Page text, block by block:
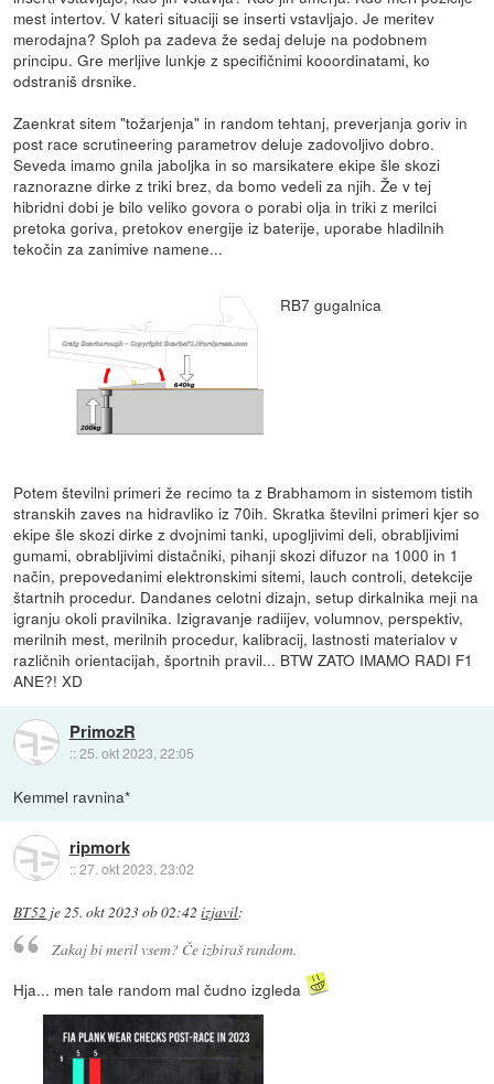
mest intertov. V kateri situaciji se inserti vstavljajo. Je meritev
merodajna? Sploh pa zadeva že sedaj deluje na podobnem
principu. Gre merljive lunkje z specifičnimi kooordinatami, ko
odstraniš drsnike.
Zaenkrat sitem "tožarjenja" in random tehtanj, preverjanja goriv in
post race scrutineering parametrov deluje zadovoljivo dobro.
Seveda imamo gnila jaboljka in so marsikatere ekipe šle skozi
raznorazne dirke z triki brez, da bomo vedeli za njih. Že v tej
hibridni dobi je bilo veliko govora o porabi olja in triki z merilci
pretoka goriva, pretokov energije iz baterije, uporabe hladilnih
tekočin za zanimive namene...
RB7 gugalnica
Potem številni primeri že recimo ta z Brabhamom in sistemom tistih
stranskih zaves na hidravliko iz 70ih. Skratka številni primeri kjer so
ekipe šle skozi dirke z dvojnimi tanki, upogljivimi deli, obrabljivimi
gumami, obrabljivimi distačniki, pihanji skozi difuzor na 1000 in 1
način, prepovedanimi elektronskimi sitemi, lauch controli, detekcije
štartnih procedur. Dandanes celotni dizajn, setup dirkalnika meji na
igranju okoli pravilnika. Izigravanje radiijev, volumnov, perspektiv,
merilnih mest, merilnih procedur, kalibracij, lastnosti materialov v
različnih orientacijah, športnih pravil... BTW ZATO IMAMO RADI F1
ANE?! XD
PrimozR
::25. okt 2023, 22:05
Kemmel ravnina*
ripmork
::27. okt 2023, 23:02
BT52 je25. okt 2023 ob 02:42 izjavil:
Zakaj bi meril vsem? Če izbiraš random.
Hja... men tale random mal čudno izgleda